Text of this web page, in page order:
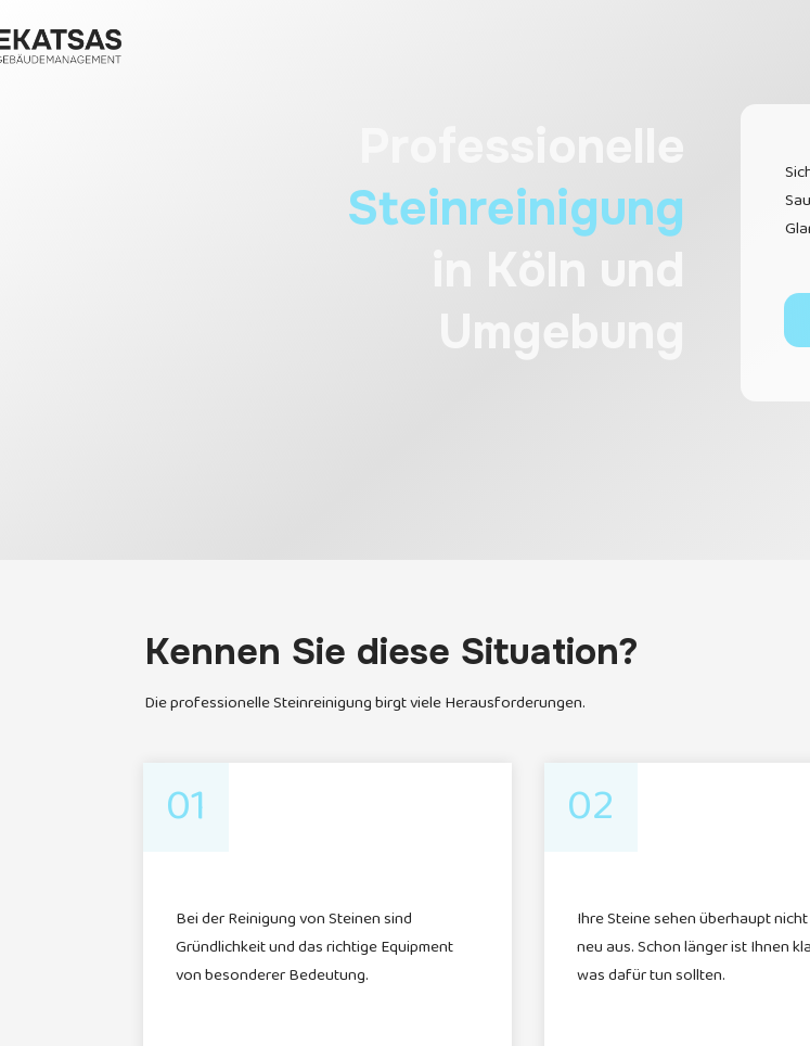
Steinreinigung
Köln und
Umgebung
Kennen Sie diese Situation?
Die professionelle Steinreinigung birgt viele Herausforderungen.
01
Bei der Reinigung von Steinen sind
Gründlichkeit und das richtige Equipment
von besonderer Bedeutung.
02
Ihre Steine sehen überhaupt
neu aus. Schon länger ist Ihnen
was dafür tun sollten.